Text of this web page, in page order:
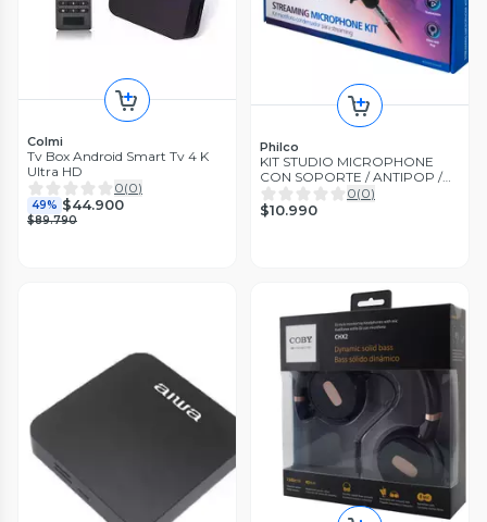
Colmi
Tv Box Android Smart Tv 4 K
Ultra HD
0(0)
49% $44.900
$89.790
Philco
KIT STUDIO MICROPHONE
CON SOPORTE / ANTIPOP /
STAND PHILCO Open box
0(0)
$10.990